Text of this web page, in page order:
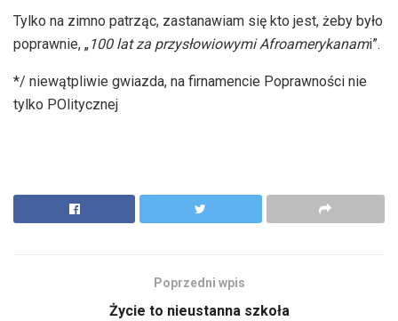
Tylko na zimno patrząc, zastanawiam się kto jest, żeby było
poprawnie, „100 lat za przysłowiowymi Afroamerykanami”.
*/ niewątpliwie gwiazda, na firnamencie Poprawności nie
tylko POlitycznej
Poprzedni wpis
Życie to nieustanna szkoła